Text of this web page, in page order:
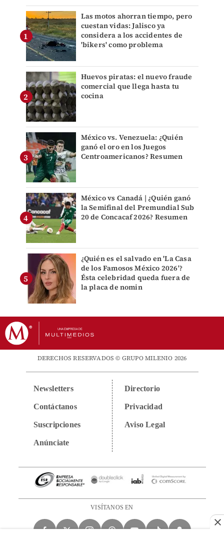
Las motos ahorran tiempo, pero
cuestan vidas: Jalisco ya
considera a los accidentes de
'bikers' como problema
Huevos piratas: el nuevo fraude
comercial que llega hasta tu
cocina
México vs. Venezuela: ¿Quién
ganó el oro en los Juegos
Centroamericanos? Resumen
México vs Canadá | ¿Quién ganó
la Semifinal del Premundial Sub
20 de Concacaf 2026? Resumen
¿Quién es el salvado en 'La Casa
de los Famosos México 2026'?
Ésta celebridad queda fuera de
la placa de nomin
DERECHOS RESERVADOS © GRUPO MILENIO 2026
Newsletters
Contáctanos
Suscripciones
Anúnciate
Directorio
Privacidad
Aviso Legal
VISÍTANOS EN